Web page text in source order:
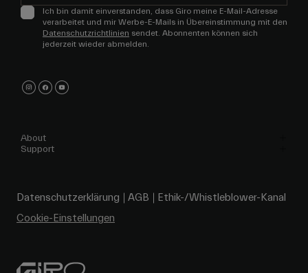
Ich bin damit einverstanden, dass Giro meine E-Mail-Adresse
verarbeitet und mir Werbe-E-Mails in Übereinstimmung mit den
Datenschutzrichtlinien sendet. Abonnenten können sich
jederzeit wieder abmelden.
About
Support
Datenschutzerklärung AGB
Ethik-/Whistleblower-Kanal
Cookie-Einstellungen